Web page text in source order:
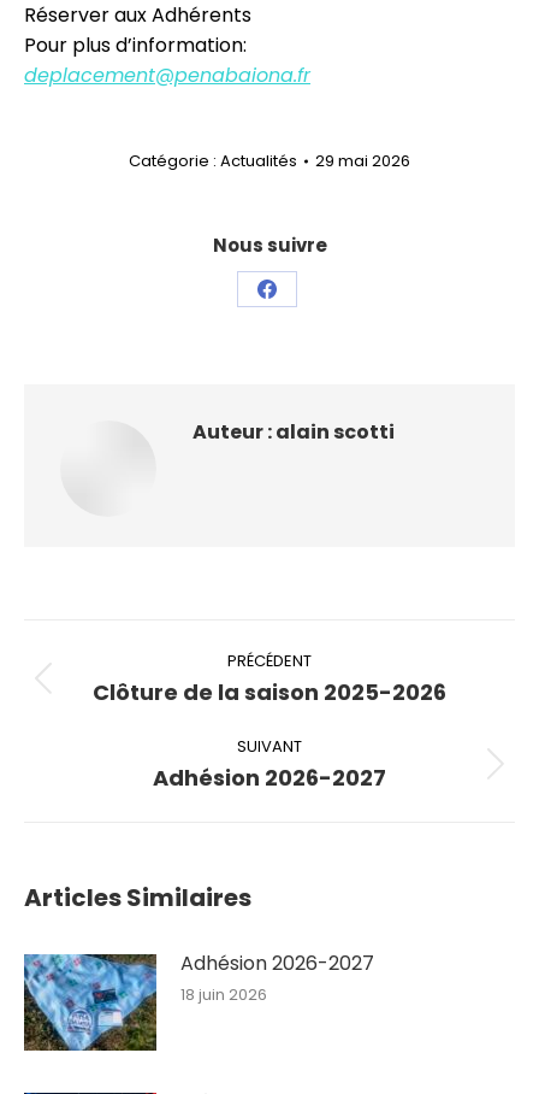
Réserver aux Adhérents
Pour plus d’information:
deplacement@penabaiona.fr
Catégorie : Actualités 29 mai 2026
Nous suivre
Partager
Auteur :alain scotti
article
PRÉCÉDENT
Article
:
Clôture de la saison 2025-2026
SUIVANT
Article
Adhésion 2026-2027
Articles Similaires
Adhésion 2026-2027
18 juin 2026